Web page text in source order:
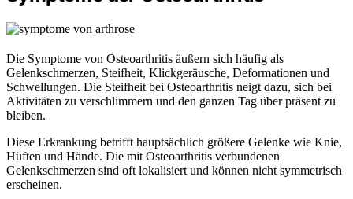
Die Symptome von Osteoarthritis äußern sich häufig als
Gelenkschmerzen, Steifheit, Klickgeräusche, Deformationen und
Schwellungen. Die Steifheit bei Osteoarthritis neigt dazu, sich bei
Aktivitäten zu verschlimmern und den ganzen Tag über präsent zu
bleiben.
Diese Erkrankung betrifft hauptsächlich größere Gelenke wie Knie,
Hüften und Hände. Die mit Osteoarthritis verbundenen
Gelenkschmerzen sind oft lokalisiert und können nicht symmetrisch
erscheinen.